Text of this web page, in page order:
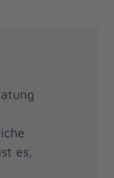
es,